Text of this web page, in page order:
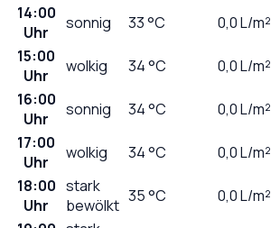
14:00
Uhr
sonnig 33°C 0,0L/m²
15:00
Uhr
wolkig 34°C 0,0L/m²
16:00
Uhr
sonnig 34°C 0,0L/m²
17:00
Uhr
wolkig 34°C 0,0L/m²
18:00
Uhr
stark
bewölkt 35°C 0,0L/m²